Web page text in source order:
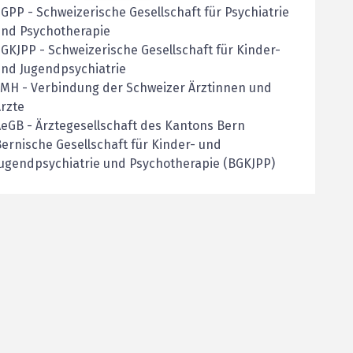
- Schweizerische Gesellschaft für Psychiatrie
Psychotherapie
- Schweizerische Gesellschaft für Kinder-
Jugendpsychiatrie
- Verbindung der Schweizer Ärztinnen und
- Ärztegesellschaft des Kantons Bern
Gesellschaft für Kinder- und
und Psychotherapie (BGKJPP)